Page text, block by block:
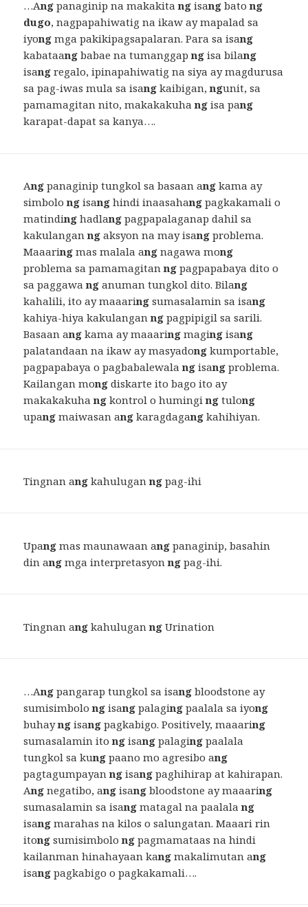
…Ang panaginip na makakitang isang batong
dugo, nagpapahiwatig na ikaw ay mapalad sa
iyong mga pakikipagsapalaran. Para sa isang
kabataang babae na tumanggapng isa bilang
isang regalo, ipinapahiwatig na siya ay magdurusa
sa pag-iwas mula sa isang kaibigan,ngunit, sa
pamamagitan nito, makakakuhang isa pang
karapat-dapat sa kanya….
Ang panaginip tungkol sa basaan ang kama ay
simbolong isang hindi inaasahang pagkakamali o
matinding hadlang pagpapalaganap dahil sa
kakulanganng aksyon na may isang problema.
Maaaring mas malala ang nagawa mong
problema sa pamamagitanng pagpapabaya dito o
sa paggawang anuman tungkol dito. Bilang
kahalili, ito ay maaaring sumasalamin sa isang
kahiya-hiya kakulanganng pagpipigil sa sarili.
Basaan ang kama ay maaaring maging isang
palatandaan na ikaw ay masyadong kumportable,
pagpapabaya o pagbabalewalang isang problema.
Kailangan mong diskarte ito bago ito ay
makakakuhang kontrol o huminging tulong
upang maiwasan ang karagdagang kahihiyan.
Tingnan ang kahuluganng pag-ihi
Upang mas maunawaan ang panaginip, basahin
din ang mga interpretasyonng pag-ihi.
Tingnan ang kahuluganng Urination
…Ang pangarap tungkol sa isang bloodstone ay
sumisimbolong isang palaging paalala sa iyong
buhayng isang pagkabigo. Positively, maaaring
sumasalamin itong isang palaging paalala
tungkol sa kung paano mo agresibo ang
pagtagumpayanng isang paghihirap at kahirapan.
Ang negatibo, ang isang bloodstone ay maaaring
sumasalamin sa isang matagal na paalalang
isang marahas na kilos o salungatan. Maaari rin
itong sumisimbolong pagmamataas na hindi
kailanman hinahayaan kang makalimutan ang
isang pagkabigo o pagkakamali….